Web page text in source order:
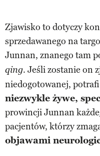
Zjawisko to dotyczy
sprzedawanego na
Junnan, znanego tam
qing. Jeśli zostanie on
niedogotowanej, potrafi
niezwykle żywe,
prowincji Junnan
pacjentów, którzy
objawami